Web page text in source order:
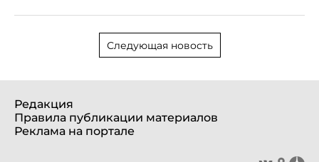
Следующая новость
Редакция
Правила публикации материалов
Реклама на портале